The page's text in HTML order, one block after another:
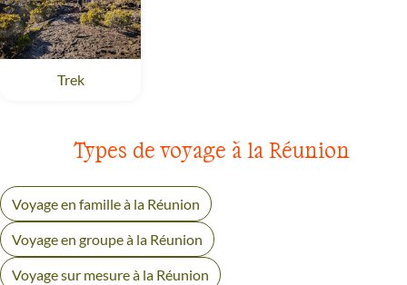
TrekRéunion
Types de voyage à la Réunion
Voyage en famille à la Réunion
Voyage en groupe à la Réunion
Voyage sur mesure à la Réunion